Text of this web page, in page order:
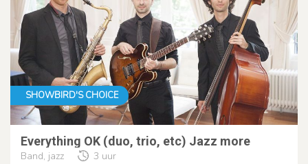
SHOWBIRD'S CHOICE
Everything OK (duo, trio, etc) Jazz more
Band, jazz 3 uur